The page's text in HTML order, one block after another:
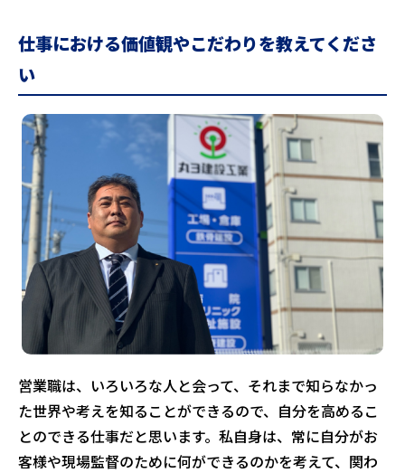
仕事における価値観やこだわりを教えてくださ
い
営業職は、いろいろな人と会って、それまで知らなかっ
た世界や考えを知ることができるので、自分を高めるこ
とのできる仕事だと思います。私自身は、常に自分がお
客様や現場監督のために何ができるのかを考えて、関わ